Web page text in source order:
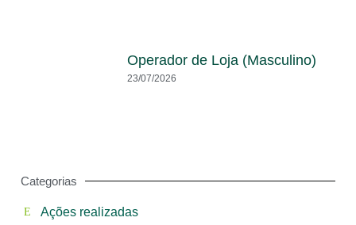
Operador de Loja (Masculino)
23/07/2026
Categorias
Ações realizadas